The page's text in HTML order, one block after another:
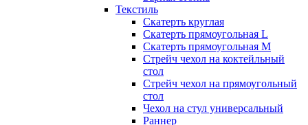
Текстиль
Скатерть круглая
Скатерть прямоугольная L
Скатерть прямоугольная M
Стрейч чехол на коктейльный
стол
Стрейч чехол на прямоугольный
стол
Чехол на стул универсальный
Раннер